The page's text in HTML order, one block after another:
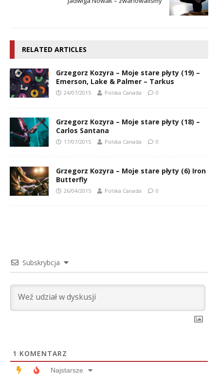
RELATED ARTICLES
Grzegorz Kozyra – Moje stare płyty (19) –
Emerson, Lake & Palmer – Tarkus
24/07/2015 Polska Canada 0
Grzegorz Kozyra – Moje stare płyty (18) –
Carlos Santana
17/07/2015 Polska Canada 0
Grzegorz Kozyra – Moje stare płyty (6) Iron
Butterfly
26/04/2015 Polska Canada 0
Subskrybcja
1 KOMENTARZ
Najstarsze